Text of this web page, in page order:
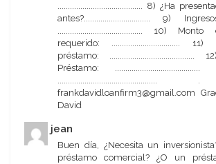
......................................... 8) ¿Ha
antes?................................ 9)
......................................... 10)
requerido: .................................
préstamo:
Préstamo:
frankdavidloanfirm3@gmail.com
David
jean
Buen día, ¿Necesita un
préstamo comercial? ¿O un